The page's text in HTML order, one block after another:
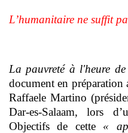
L’humanitaire ne suffit
La pauvreté à l'heure
document en préparation
Raffaele Martino
Dar-es-Salaam, lors
Objectifs de cette «